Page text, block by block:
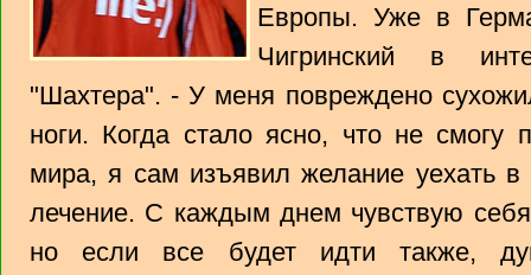
Европы. Уже в
Чигринский в
"Шахтера". - У меня повреждено
ноги. Когда стало ясно, что не смогу
мира, я сам изъявил желание уехать
лечение. С каждым днем чувствую
но если все будет идти также,